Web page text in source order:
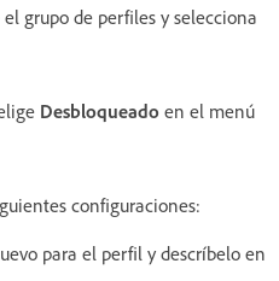
grupo de perfiles y selecciona
Desbloqueado en el menú
configuraciones:
para el perfil y descríbelo en